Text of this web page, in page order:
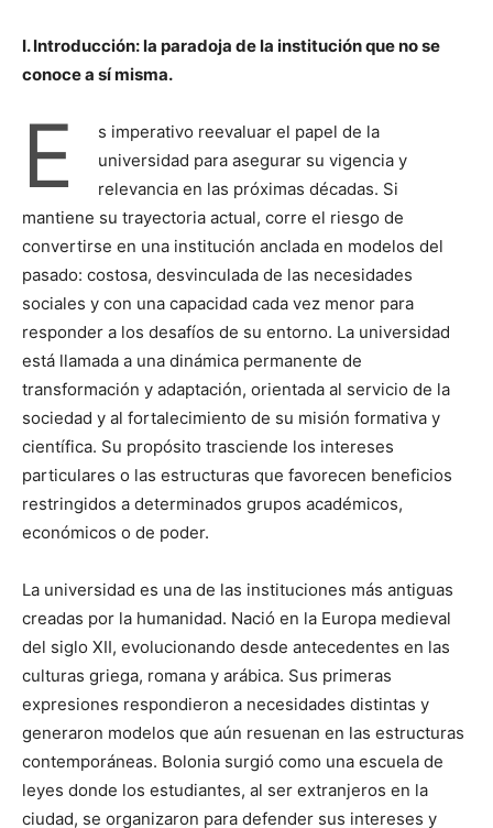
I. Introducción: la paradoja de la institución que no se
conoce a sí misma.
E
s imperativo reevaluar el papel de la
universidad para asegurar su vigencia y
relevancia en las próximas décadas. Si
mantiene su trayectoria actual, corre el riesgo de
convertirse en una institución anclada en modelos del
pasado: costosa, desvinculada de las necesidades
sociales y con una capacidad cada vez menor para
responder a los desafíos de su entorno. La universidad
está llamada a una dinámica permanente de
transformación y adaptación, orientada al servicio de la
sociedad y al fortalecimiento de su misión formativa y
científica. Su propósito trasciende los intereses
particulares o las estructuras que favorecen beneficios
restringidos a determinados grupos académicos,
económicos o de poder.
La universidad es una de las instituciones más antiguas
creadas por la humanidad. Nació en la Europa medieval
del siglo XII, evolucionando desde antecedentes en las
culturas griega, romana y arábica. Sus primeras
expresiones respondieron a necesidades distintas y
generaron modelos que aún resuenan en las estructuras
contemporáneas. Bolonia surgió como una escuela de
leyes donde los estudiantes, al ser extranjeros en la
ciudad, se organizaron para defender sus intereses y